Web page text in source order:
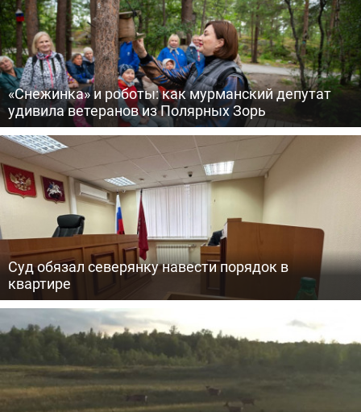
«Снежинка» и роботы: как мурманский депутат
удивила ветеранов из Полярных Зорь
Суд обязал северянку навести порядок в
квартире